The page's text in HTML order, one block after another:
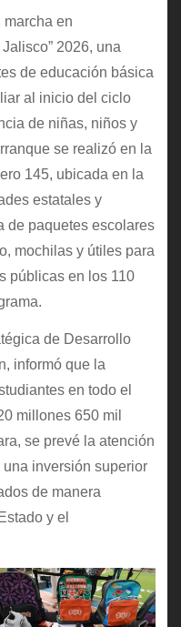
marcha en
2026, una
de educación básica
al inicio del ciclo
de niñas, niños y
se realizó en la
145, ubicada en la
estatales y
de paquetes escolares
mochilas y útiles para
públicas en los 110
de Desarrollo
informó que la
en todo el
millones 650 mil
se prevé la atención
inversión superior
de manera
y el